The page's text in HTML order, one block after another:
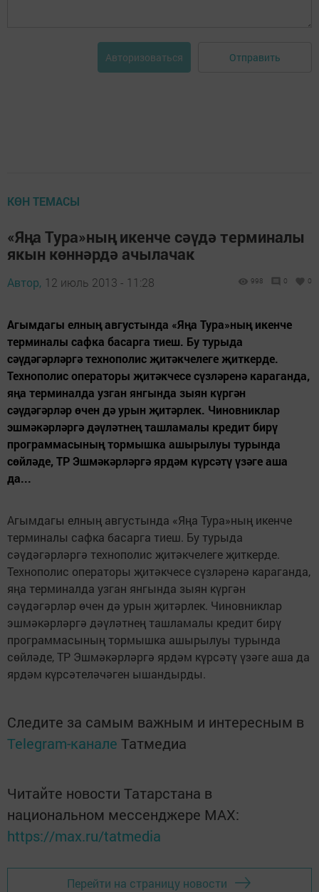
Авторизоваться Отправить
КӨН ТЕМАСЫ
«Яңа Тура»ның икенче сәүдә терминалы
якын көннәрдә ачылачак
Автор, 12 июль 2013 - 11:28 998 0 0
Агымдагы елның августында «Яңа Тура»ның икенче
терминалы сафка басарга тиеш. Бу турыда
сәүдәгәрләргә технополис җитәкчелеге җиткерде.
Технополис операторы җитәкчесе сүзләренә караганда,
яңа терминалда узган янгында зыян күргән
сәүдәгәрләр өчен дә урын җитәрлек. Чиновниклар
эшмәкәрләргә дәүләтнең ташламалы кредит бирү
программасының тормышка ашырылуы турында
сөйләде, ТР Эшмәкәрләргә ярдәм күрсәтү үзәге аша
да...
Агымдагы елның августында «Яңа Тура»ның икенче
терминалы сафка басарга тиеш. Бу турыда
сәүдәгәрләргә технополис җитәкчелеге җиткерде.
Технополис операторы җитәкчесе сүзләренә караганда,
яңа терминалда узган янгында зыян күргән
сәүдәгәрләр өчен дә урын җитәрлек. Чиновниклар
эшмәкәрләргә дәүләтнең ташламалы кредит бирү
программасының тормышка ашырылуы турында
сөйләде, ТР Эшмәкәрләргә ярдәм күрсәтү үзәге аша да
ярдәм күрсәтеләчәген ышандырды.
Следите за самым важным и интересным в
Telegram-канале Татмедиа
Читайте новости Татарстана в
национальном мессенджере MАХ:
https://max.ru/tatmedia
Перейти на страницу новости